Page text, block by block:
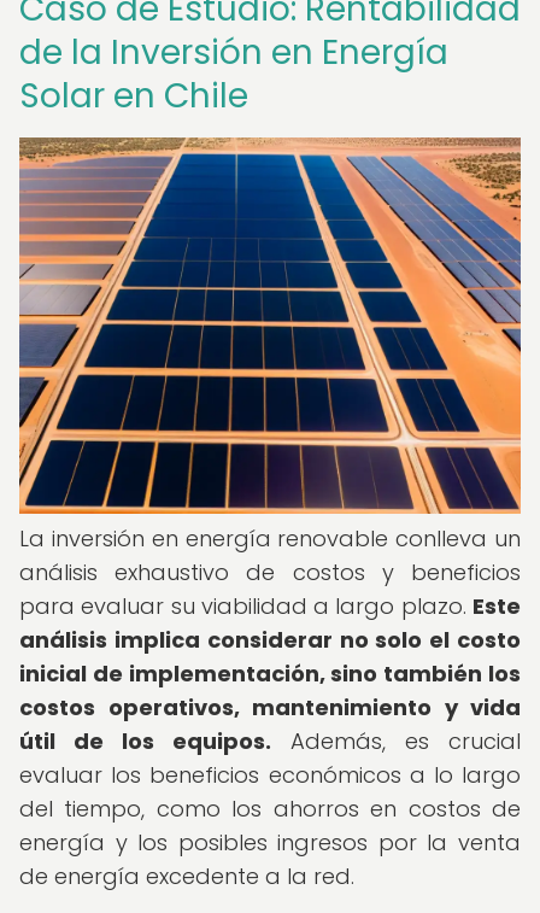
de la Inversión en Energía
Solar en Chile
La inversión en energía renovable conlleva un
análisis exhaustivo de costos y beneficios
para evaluar su viabilidad a largo plazo. Este
análisis implica considerar no solo el costo
inicial de implementación, sino también los
costos operativos, mantenimiento y vida
útil de los equipos. Además, es crucial
evaluar los beneficios económicos a lo largo
del tiempo, como los ahorros en costos de
energía y los posibles ingresos por la venta
de energía excedente a la red.